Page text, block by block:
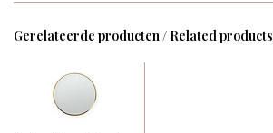
Gerelateerde producten / Related products